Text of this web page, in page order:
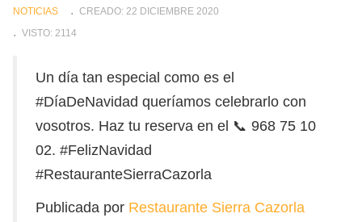
NOTICIAS
CREADO: 22 DICIEMBRE 2020
VISTO: 2114
Un día tan especial como es el
#DíaDeNavidad queríamos celebrarlo con
vosotros. Haz tu reserva en el 📞 968 75 10
02. #FelizNavidad
#RestauranteSierraCazorla
Publicada por Restaurante Sierra Cazorla